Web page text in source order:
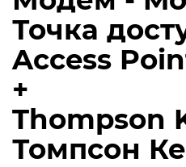
Точка
Access
+
Thompson
Томпсон